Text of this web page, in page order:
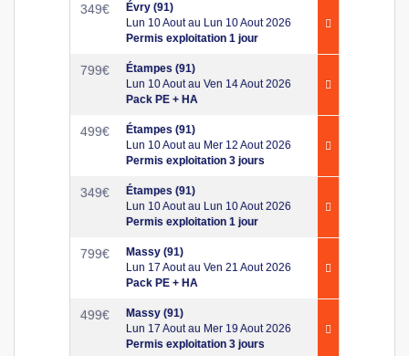
349€
Évry (91)
Lun 10 Aout au Lun 10 Aout 2026
Permis exploitation 1 jour
799€
Étampes (91)
Lun 10 Aout au Ven 14 Aout 2026
Pack PE + HA
499€
Étampes (91)
Lun 10 Aout au Mer 12 Aout 2026
Permis exploitation 3 jours
349€
Étampes (91)
Lun 10 Aout au Lun 10 Aout 2026
Permis exploitation 1 jour
799€
Massy (91)
Lun 17 Aout au Ven 21 Aout 2026
Pack PE + HA
499€
Massy (91)
Lun 17 Aout au Mer 19 Aout 2026
Permis exploitation 3 jours